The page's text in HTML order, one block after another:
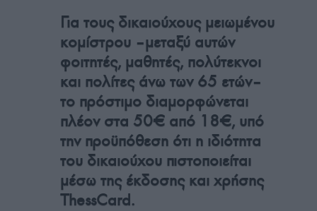
Για τους δικαιούχους μειωμένου
κομίστρου –μεταξύ αυτών
φοιτητές, μαθητές, πολύτεκνοι
και πολίτες άνω των 65 ετών–
το πρόστιμο διαμορφώνεται
πλέον στα 50€ από 18€, υπό
την προϋπόθεση ότι η ιδιότητα
του δικαιούχου πιστοποιείται
μέσω της έκδοσης και χρήσης
ThessCard.